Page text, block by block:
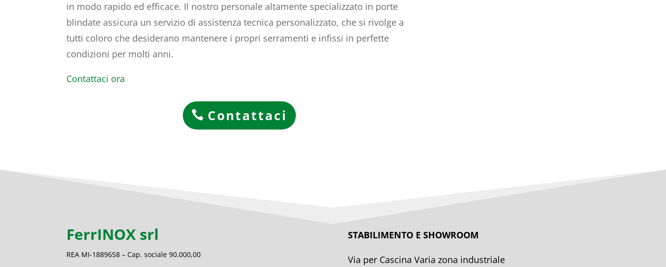
in modo rapido ed efficace. Il nostro personale altamente specializzato in porte
blindate assicura un servizio di assistenza tecnica personalizzato, che si rivolge a
tutti coloro che desiderano mantenere i propri serramenti e infissi in perfette
condizioni per molti anni.
Contattaci ora
Contattaci
FerrINOX srl
REA MI-1889658 – Cap. sociale 90.000,00
STABILIMENTO E SHOWROOM
Via per Cascina Varia zona industriale